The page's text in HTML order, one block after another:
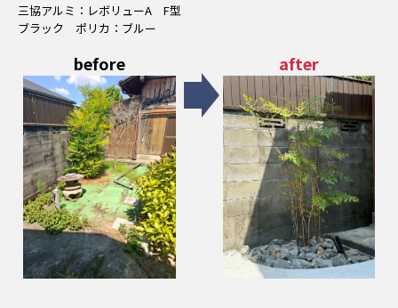
三協アルミ：レボリューA F型
ブラック ポリカ：ブルー